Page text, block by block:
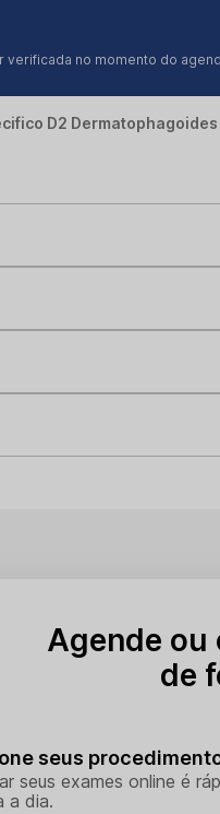
no momento do
D2
Agende ou
de
seus
seus exames online é
a dia.